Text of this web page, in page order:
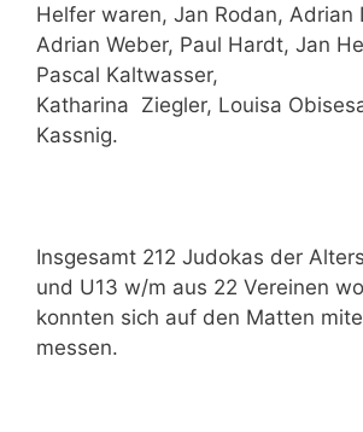
Helfer waren, Jan Rodan, Adrian
Adrian Weber, Paul Hardt, Jan
Pascal Kaltwasser,
Katharina Ziegler, Louisa
Kassnig.
Insgesamt 212 Judokas der
und U13 w/m aus 22 Vereinen
konnten sich auf den Matten
messen.